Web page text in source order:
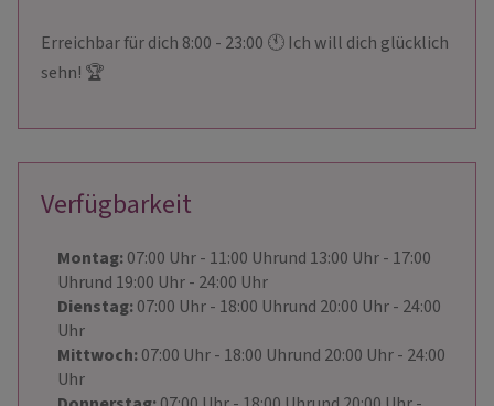
Erreichbar für dich 8:00 - 23:00 🕚 Ich will dich glücklich
sehn! 🏆
Verfügbarkeit
Montag:07:00 Uhr- 11:00 Uhrund 13:00 Uhr- 17:00
Uhrund 19:00 Uhr- 24:00 Uhr
Dienstag:07:00 Uhr- 18:00 Uhrund 20:00 Uhr- 24:00
Uhr
Mittwoch:07:00 Uhr- 18:00 Uhrund 20:00 Uhr- 24:00
Uhr